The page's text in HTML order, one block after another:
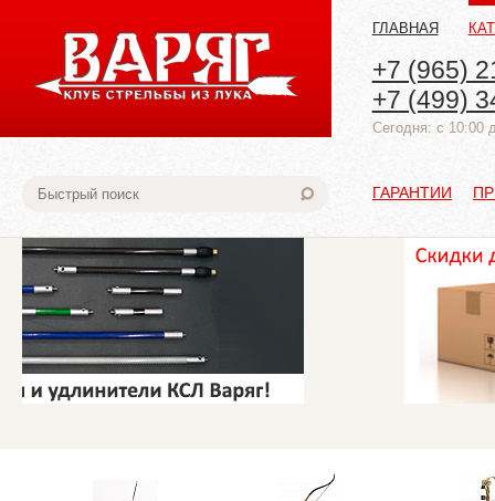
ГЛАВНАЯ
+7 (965)
+7 (499)
Cегодня: с 10:00
ГАРАНТИИ